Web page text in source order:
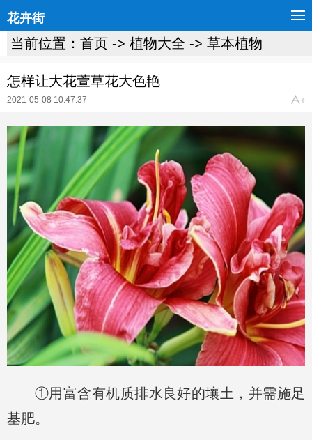
花卉街
当前位置： 首页 -> 植物大全 -> 草本植物
怎样让大花萱草花大色艳
2021-05-08 10:47:37
①用富含有机质排水良好的壤土，并需施足
基肥。